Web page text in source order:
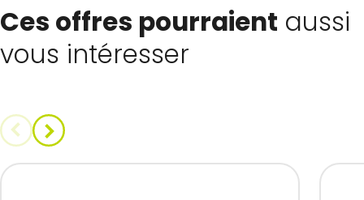
Ces offres pourraient aussi
vous intéresser